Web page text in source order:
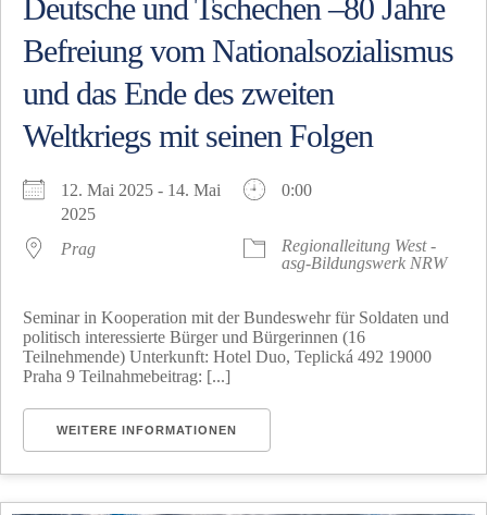
Deutsche und Tschechen –80 Jahre
Befreiung vom Nationalsozialismus
und das Ende des zweiten
Weltkriegs mit seinen Folgen
12. Mai 2025 - 14. Mai
2025
0:00
Prag
Regionalleitung West -
asg-Bildungswerk NRW
Seminar in Kooperation mit der Bundeswehr für Soldaten und
politisch interessierte Bürger und Bürgerinnen (16
Teilnehmende) Unterkunft: Hotel Duo, Teplická 492 19000
Praha 9 Teilnahmebeitrag: [...]
WEITERE INFORMATIONEN